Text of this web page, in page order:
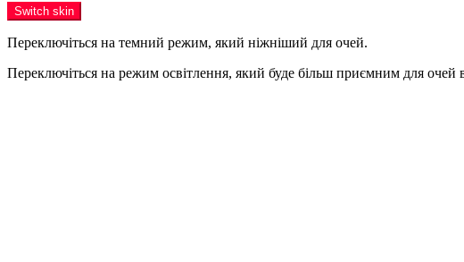
Switch skin
Переключіться на темний режим, який ніжніший для очей.
Переключіться на режим освітлення, який буде більш приємним для очей